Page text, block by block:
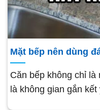
Mặt bếp nên dùng
Căn bếp không chỉ
là không gian gắn